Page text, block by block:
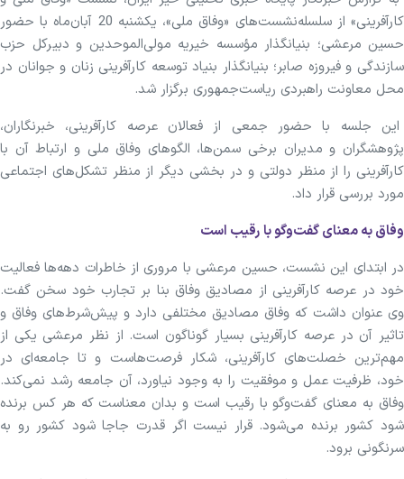
کارآفرینی» از سلسله‌نشست‌های «وفاق ملی»، یکشنبه 20 آبان‌ماه با حضور
حسین مرعشی؛ بنیانگذار مؤسسه خیریه مولی‌الموحدین و دبیرکل حزب
سازندگی و فیروزه صابر؛ بنیانگذار بنیاد توسعه کارآفرینی زنان و جوانان در
محل معاونت راهبردی ریاست‌جمهوری برگزار شد.
این جلسه با حضور جمعی از فعالان عرصه کارآفرینی، خبرنگاران،
پژوهشگران و مدیران برخی سمن‌ها، الگوهای وفاق ملی و ارتباط آن با
کارآفرینی را از منظر دولتی و در بخشی دیگر از منظر تشکل‌های اجتماعی
مورد بررسی قرار داد.
وفاق به معنای گفت‌وگو با رقیب است
در ابتدای این نشست، حسین مرعشی با مروری از خاطرات دهه‌ها فعالیت
خود در عرصه کارآفرینی از مصادیق وفاق بنا بر تجارب خود سخن گفت.
وی عنوان داشت که وفاق مصادیق مختلفی دارد و پیش‌شرط‌های وفاق و
تاثیر آن در عرصه کارآفرینی بسیار گوناگون است. از نظر مرعشی یکی از
مهم‌ترین خصلت‌های کارآفرینی، شکار فرصت‌هاست و تا جامعه‌ای در
خود، ظرفیت عمل و موفقیت را به وجود نیاورد، آن جامعه رشد نمی‌کند.
وفاق به معنای گفت‌وگو با رقیب است و بدان معناست که هر کس برنده
شود کشور برنده می‌شود. قرار نیست اگر قدرت جاجا شود کشور رو به
سرنگونی برود.